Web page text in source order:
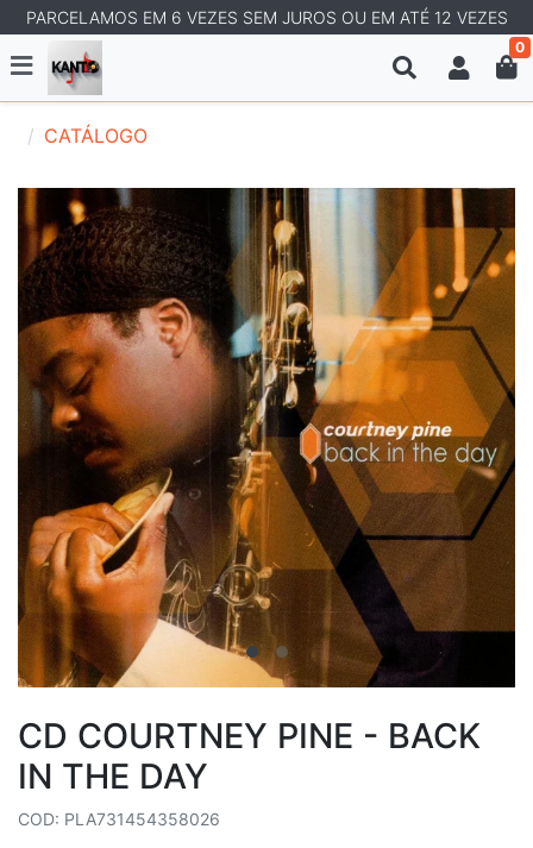
PARCELAMOS EM 6 VEZES SEM JUROS OU EM ATÉ 12 VEZES
0
CATÁLOGO
CD COURTNEY PINE - BACK
IN THE DAY
COD: PLA731454358026